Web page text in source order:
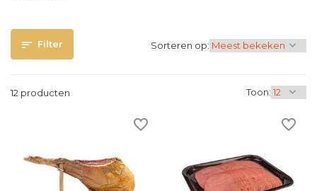
Filter
12 producten Toon:
Sorteren op: